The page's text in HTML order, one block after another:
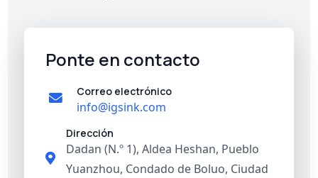
Ponte en contacto
Correo electrónico
info@igsink.com
Dirección
Dadan (N.º 1), Aldea Heshan, Pueblo
Yuanzhou, Condado de Boluo, Ciudad